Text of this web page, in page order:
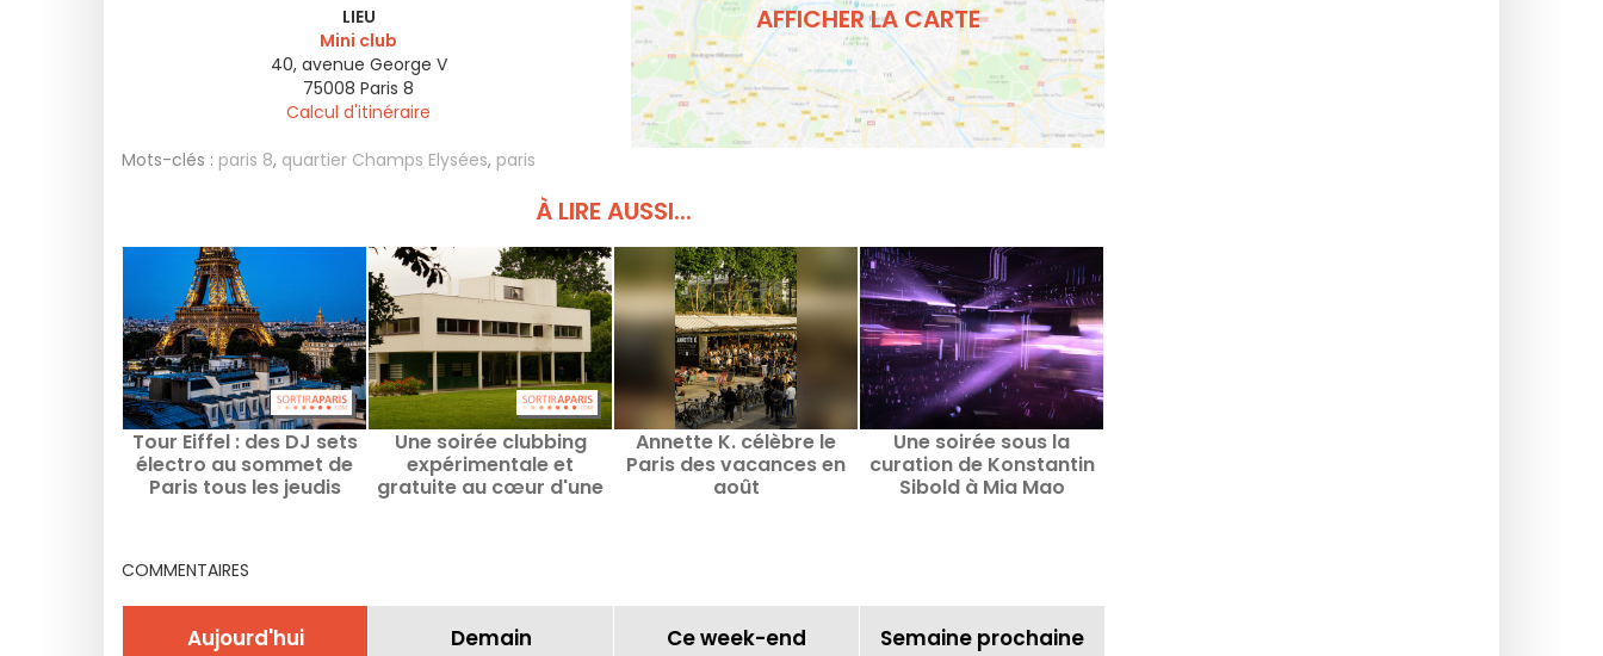
LIEU
Mini club
40, avenue George V
75008 Paris 8
Calcul d'itinéraire
AFFICHER LA CARTE
Mots-clés : paris 8, quartier Champs Elysées, paris
À LIRE AUSSI...
Tour Eiffel : des DJ sets
électro au sommet de
Paris tous les jeudis
Une soirée clubbing
expérimentale et
gratuite au cœur d'une
Annette K. célèbre le
Paris des vacances en
août
Une soirée sous la
curation de Konstantin
Sibold à Mia Mao
COMMENTAIRES
Aujourd'hui Demain Ce week-end Semaine prochaine